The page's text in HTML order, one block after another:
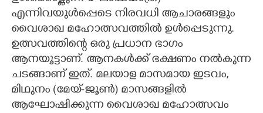
എന്നിവയുൾപ്പെടെ നിരവധി ആചാരങ്ങളും
വൈശാഖ മഹോത്സവത്തിൽ ഉൾപ്പെടുന്നു.
ഉത്സവത്തിന്റെ ഒരു പ്രധാന ഭാഗം
ആനയൂട്ടാണ്. ആനകൾക്ക് ഭക്ഷണം നൽകുന്ന
ചടങ്ങാണ് ഇത്. മലയാള മാസമായ ഇടവം,
മിഥുനം (മേയ്-ജൂൺ) മാസങ്ങളിൽ
ആഘോഷിക്കുന്ന വൈശാഖ മഹോത്സവം